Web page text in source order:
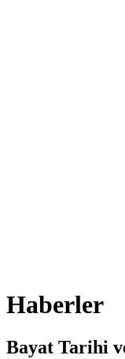
Haberler
Bayat Tarihi